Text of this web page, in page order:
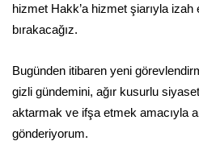
hizmet Hakk’a hizmet şiarıyla
bırakacağız.
Bugünden itibaren yeni
gizli gündemini, ağır kusurlu
aktarmak ve ifşa etmek amacıyla
gönderiyorum.